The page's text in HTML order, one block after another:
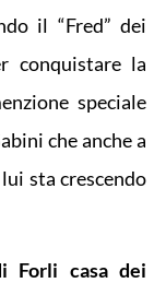
il “Fred” dei
conquistare la
speciale
che anche a
sta crescendo
Forli casa dei